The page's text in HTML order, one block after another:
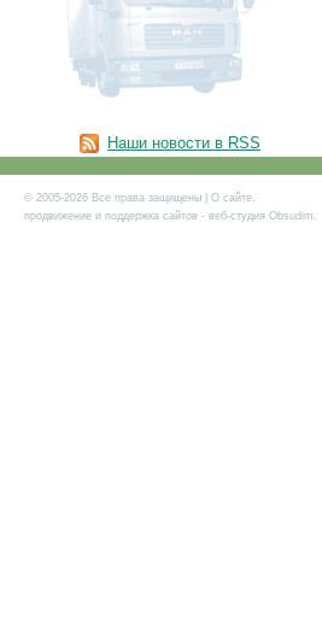
Наши новости в RSS
© 2005-2026 Все права защищены | О сайте.
продвижение и поддержка сайтов - веб-студия Obsudim.